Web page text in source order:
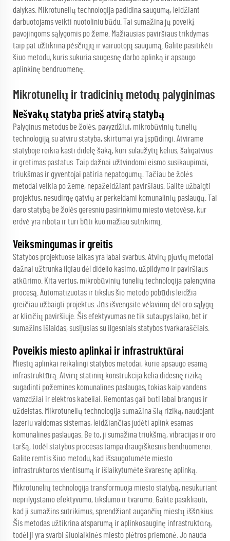
dalykas. Mikrotunelių technologija padidina saugumą, leidžiant
darbuotojams veikti nuotoliniu būdu. Tai sumažina jų poveikį
pavojingoms sąlygomis po žeme. Mažiausias paviršiaus trikdymas
taip pat užtikrina pėsčiųjų ir vairuotojų saugumą. Galite pasitikėti
šiuo metodu, kuris sukuria saugesnę darbo aplinką ir apsaugo
aplinkinę bendruomenę.
Mikrotunelių ir tradicinių metodų palyginimas
Nešvakų statyba prieš atvirą statybą
Palyginus metodus be žolės, pavyzdžiui, mikrobūvinių tunelių
technologiją su atviru statyba, skirtumai yra įspūdingi. Atvirame
statyboje reikia kasti didelę šaką, kuri sulaužytų kelius, šaligatvius
ir gretimas pastatus. Taip dažnai užtvindomi eismo susikaupimai,
triukšmas ir gyventojai patiria nepatogumų. Tačiau be žolės
metodai veikia po žeme, nepažeidžiant paviršiaus. Galite užbaigti
projektus, nesudirgę gatvių ar perkeldami komunalinių paslaugų. Tai
daro statybą be žolės geresniu pasirinkimu miesto vietovėse, kur
erdvė yra ribota ir turi būti kuo mažiau sutrikimų.
Veiksmingumas ir greitis
Statybos projektuose laikas yra labai svarbus. Atvirų pjūvių metodai
dažnai užtrunka ilgiau dėl didelio kasimo, užpildymo ir paviršiaus
atkūrimo. Kita vertus, mikrobūvinių tunelių technologija palengvina
procesą. Automatizuotas ir tikslus šio metodo pobūdis leidžia
greičiau užbaigti projektus. Jūs išvengsite vėlavimų dėl oro sąlygų
ar kliūčių paviršiuje. Šis efektyvumas ne tik sutaupys laiko, bet ir
sumažins išlaidas, susijusias su ilgesniais statybos tvarkaraščiais.
Poveikis miesto aplinkai ir infrastruktūrai
Miestų aplinkai reikalingi statybos metodai, kurie apsaugo esamą
infrastruktūrą. Atvirų statinių konstrukcija kelia didesnę riziką
sugadinti požemines komunalines paslaugas, tokias kaip vandens
vamzdžiai ir elektros kabeliai. Remontas gali būti labai brangus ir
uždelstas. Mikrotunelių technologija sumažina šią riziką, naudojant
lazeriu valdomas sistemas, leidžiančias judėti aplink esamas
komunalines paslaugas. Be to, ji sumažina triukšmą, vibracijas ir oro
taršą, todėl statybos procesas tampa draugiškesnis bendruomenei.
Galite remtis šiuo metodu, kad išsaugotumėte miesto
infrastruktūros vientisumą ir išlaikytumėte švaresnę aplinką.
Mikrotunelių technologija transformuoja miesto statybą, nesukuriant
neprilygstamo efektyvumo, tikslumo ir tvarumo. Galite pasikliauti,
kad ji sumažins sutrikimus, sprendžiant augančių miestų iššūkius.
Šis metodas užtikrina atsparumą ir aplinkosauginę infrastruktūrą,
todėl ji yra svarbi šiuolaikinės miesto plėtros priemonė. Jo nauda